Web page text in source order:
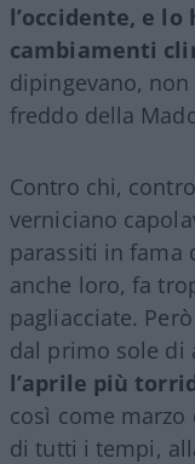
l’occidente, e
cambiamenti
dipingevano, non
freddo della
Contro chi,
verniciano
parassiti in fama
anche loro, fa
pagliacciate.
dal primo sole di
l’aprile più
così come
di tutti i tempi,